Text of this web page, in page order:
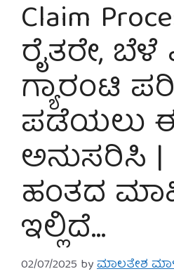
Claim
ರೈತರೇ,
ಗ್ಯಾರಂಟಿ
ಪಡೆಯಲು
ಅನುಸರಿಸಿ |
ಹಂತದ
ಇಲ್ಲಿದೆ…
02/07/2025 byಮಾಲತೇಶ